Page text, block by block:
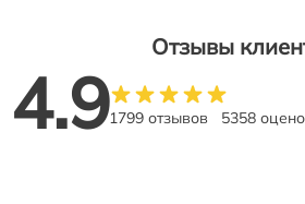
Отзывы
4.91799 отзывов 5358